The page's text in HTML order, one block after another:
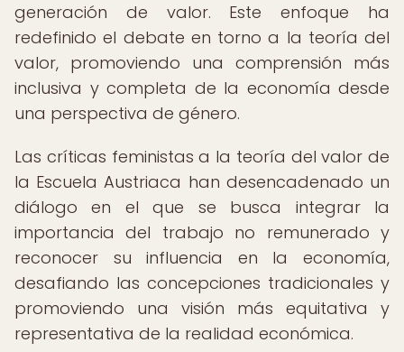
generación de valor. Este enfoque ha
redefinido el debate en torno a la teoría del
valor, promoviendo una comprensión más
inclusiva y completa de la economía desde
una perspectiva de género.
Las críticas feministas a la teoría del valor de
la Escuela Austriaca han desencadenado un
diálogo en el que se busca integrar la
importancia del trabajo no remunerado y
reconocer su influencia en la economía,
desafiando las concepciones tradicionales y
promoviendo una visión más equitativa y
representativa de la realidad económica.